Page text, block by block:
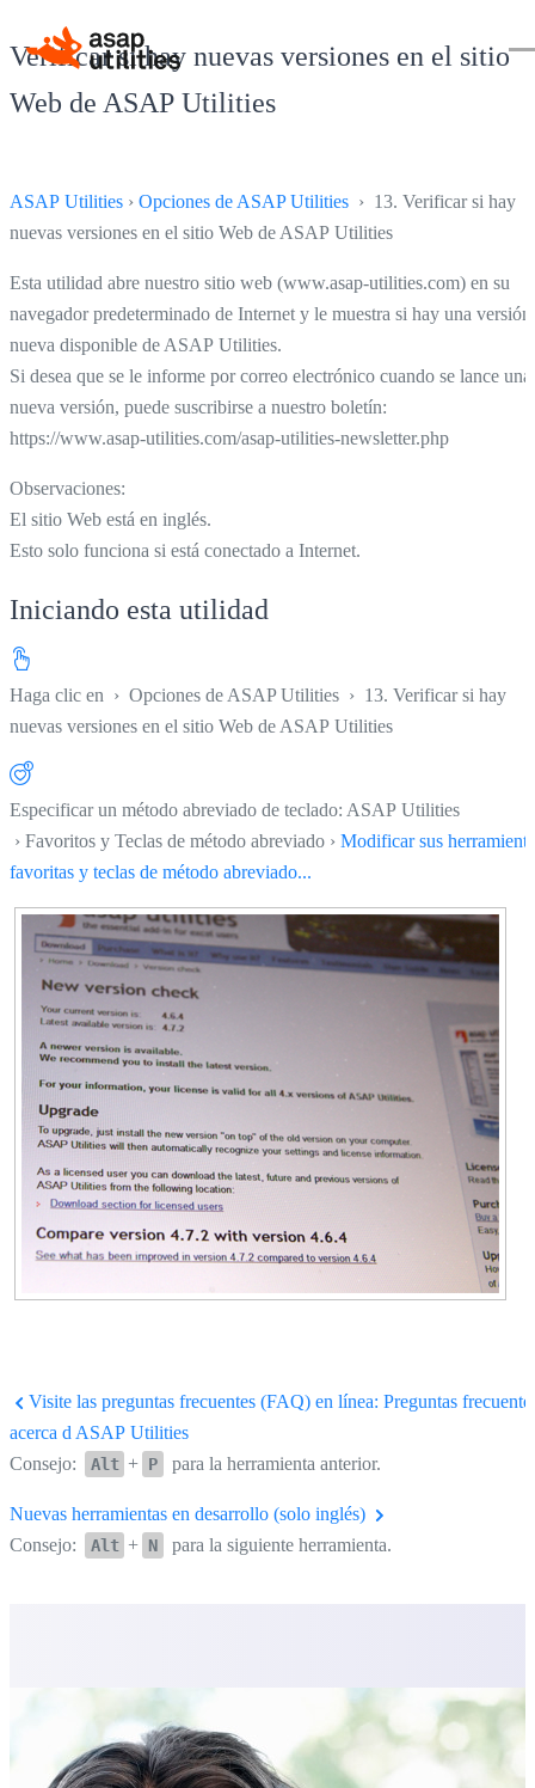
Verificar si hay nuevas versiones en el sitio
Web de ASAP Utilities
ASAP Utilities › Opciones de ASAP Utilities › 13. Verificar si hay
nuevas versiones en el sitio Web de ASAP Utilities
Esta utilidad abre nuestro sitio web (www.asap-utilities.com) en su
navegador predeterminado de Internet y le muestra si hay una versión
nueva disponible de ASAP Utilities.
Si desea que se le informe por correo electrónico cuando se lance una
nueva versión, puede suscribirse a nuestro boletín:
https://www.asap-utilities.com/asap-utilities-newsletter.php
Observaciones:
El sitio Web está en inglés.
Esto solo funciona si está conectado a Internet.
Iniciando esta utilidad
Haga clic en › Opciones de ASAP Utilities › 13. Verificar si hay
nuevas versiones en el sitio Web de ASAP Utilities
Especificar un método abreviado de teclado: ASAP Utilities
› Favoritos y Teclas de método abreviado › Modificar sus
favoritas y teclas de método abreviado...
Visite las preguntas frecuentes (FAQ) en línea: Preguntas
acerca d ASAP Utilities
Consejo:
Alt + P para la herramienta anterior.
Nuevas herramientas en desarrollo (solo inglés)
Consejo:
Alt + N para la siguiente herramienta.